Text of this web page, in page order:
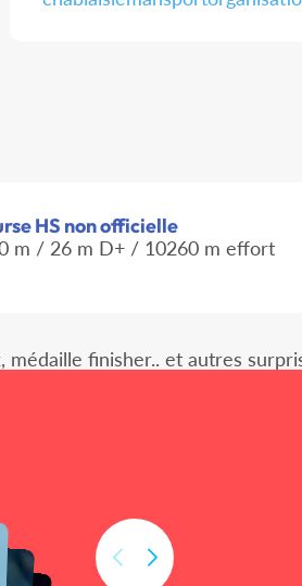
HS non officielle
m / 26 m D+ / 10260 m effort
finisher.. et autres